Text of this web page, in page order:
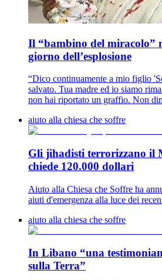
Il “bambino del miracolo”
giorno dell’esplosione
“Dico continuamente a mio figlio
salvato. Tua madre ed io siamo
non hai riportato un graffio. Non
aiuto alla chiesa che soffre
Gli jihadisti terrorizzano il
chiede 120.000 dollari
Aiuto alla Chiesa che Soffre ha
aiuti d'emergenza alla luce dei
aiuto alla chiesa che soffre
In Libano “una
sulla Terra”